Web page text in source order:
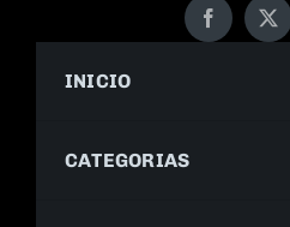
INICIO
CATEGORIAS